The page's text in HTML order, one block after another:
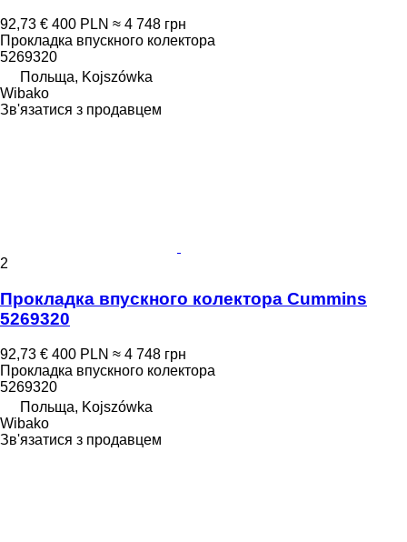
92,73 € 400 PLN ≈ 4 748 грн
Прокладка впускного колектора
5269320
Польща, Kojszówka
Wibako
Зв'язатися з продавцем
2
Прокладка впускного колектора Cummins
5269320
92,73 € 400 PLN ≈ 4 748 грн
Прокладка впускного колектора
5269320
Польща, Kojszówka
Wibako
Зв'язатися з продавцем